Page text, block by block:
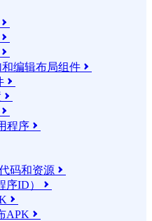



编辑布局组件 



程序 
码和资源 
ID） 

APK 